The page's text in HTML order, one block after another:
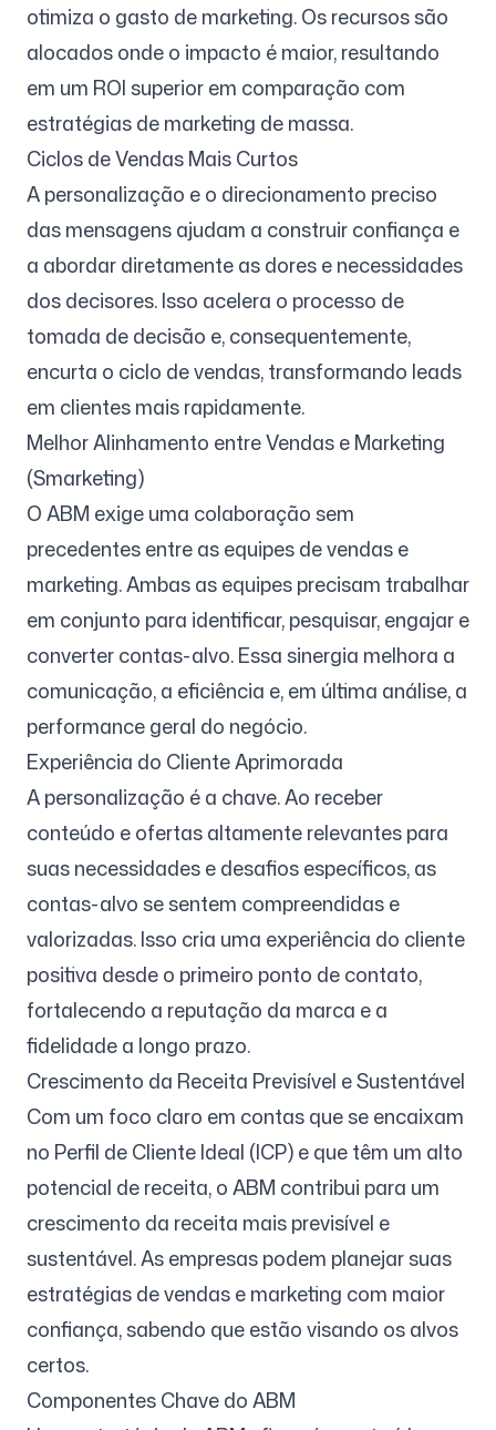
otimiza o gasto de marketing. Os recursos são
alocados onde o impacto é maior, resultando
em um ROI superior em comparação com
estratégias de marketing de massa.
Ciclos de Vendas Mais Curtos
A personalização e o direcionamento preciso
das mensagens ajudam a construir confiança e
a abordar diretamente as dores e necessidades
dos decisores. Isso acelera o processo de
tomada de decisão e, consequentemente,
encurta o ciclo de vendas, transformando leads
em clientes mais rapidamente.
Melhor Alinhamento entre Vendas e Marketing
(Smarketing)
O ABM exige uma colaboração sem
precedentes entre as equipes de vendas e
marketing. Ambas as equipes precisam trabalhar
em conjunto para identificar, pesquisar, engajar e
converter contas-alvo. Essa sinergia melhora a
comunicação, a eficiência e, em última análise, a
performance geral do negócio.
Experiência do Cliente Aprimorada
A personalização é a chave. Ao receber
conteúdo e ofertas altamente relevantes para
suas necessidades e desafios específicos, as
contas-alvo se sentem compreendidas e
valorizadas. Isso cria uma experiência do cliente
positiva desde o primeiro ponto de contato,
fortalecendo a reputação da marca e a
fidelidade a longo prazo.
Crescimento da Receita Previsível e Sustentável
Com um foco claro em contas que se encaixam
no Perfil de Cliente Ideal (ICP) e que têm um alto
potencial de receita, o ABM contribui para um
crescimento da receita mais previsível e
sustentável. As empresas podem planejar suas
estratégias de vendas e marketing com maior
confiança, sabendo que estão visando os alvos
certos.
Componentes Chave do ABM